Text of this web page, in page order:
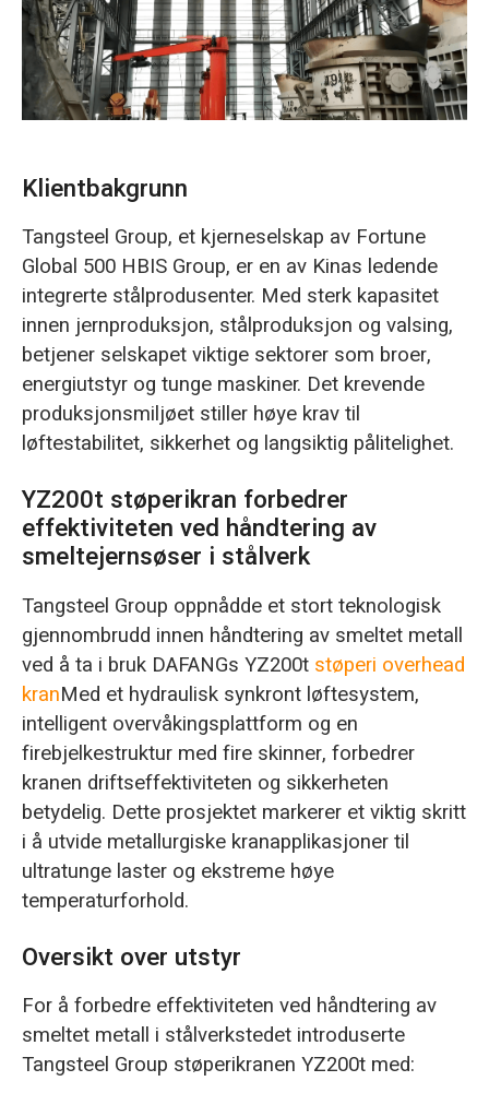
Klientbakgrunn
Tangsteel Group, et kjerneselskap av Fortune
Global 500 HBIS Group, er en av Kinas ledende
integrerte stålprodusenter. Med sterk kapasitet
innen jernproduksjon, stålproduksjon og valsing,
betjener selskapet viktige sektorer som broer,
energiutstyr og tunge maskiner. Det krevende
produksjonsmiljøet stiller høye krav til
løftestabilitet, sikkerhet og langsiktig pålitelighet.
YZ200t støperikran forbedrer
effektiviteten ved håndtering av
smeltejernsøser i stålverk
Tangsteel Group oppnådde et stort teknologisk
gjennombrudd innen håndtering av smeltet metall
ved å ta i bruk DAFANGs YZ200t støperi overhead
kranMed et hydraulisk synkront løftesystem,
intelligent overvåkingsplattform og en
firebjelkestruktur med fire skinner, forbedrer
kranen driftseffektiviteten og sikkerheten
betydelig. Dette prosjektet markerer et viktig skritt
i å utvide metallurgiske kranapplikasjoner til
ultratunge laster og ekstreme høye
temperaturforhold.
Oversikt over utstyr
For å forbedre effektiviteten ved håndtering av
smeltet metall i stålverkstedet introduserte
Tangsteel Group støperikranen YZ200t med: